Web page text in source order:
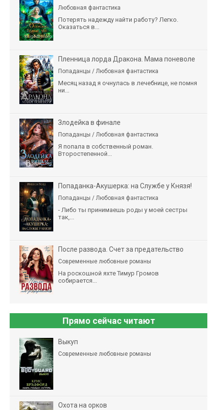
Любовная фантастика
Потерять надежду найти работу? Легко.
Оказаться в...
Пленница лорда Дракона. Мама поневоле
Попаданцы / Любовная фантастика
Месяц назад я очнулась в лечебнице, не помня
ни...
Злодейка в финале
Попаданцы / Любовная фантастика
Я попала в собственный роман.
Второстепенной...
Попаданка-Акушерка: на Службе у Князя!
Попаданцы / Любовная фантастика
- Либо ты принимаешь роды у моей сестры
так,...
После развода. Счет за предательство
Современные любовные романы
На роскошной яхте Тимур Громов
собирается...
Прямо сейчас читают
Выкуп
Современные любовные романы
Охота на орков